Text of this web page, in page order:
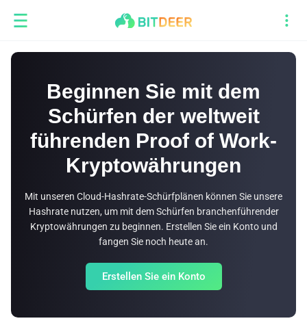
Beginnen Sie mit dem
Schürfen der weltweit
führenden Proof of Work-
Kryptowährungen
Mit unseren Cloud-Hashrate-Schürfplänen können Sie unsere
Hashrate nutzen, um mit dem Schürfen branchenführender
Kryptowährungen zu beginnen. Erstellen Sie ein Konto und
fangen Sie noch heute an.
Erstellen Sie ein Konto